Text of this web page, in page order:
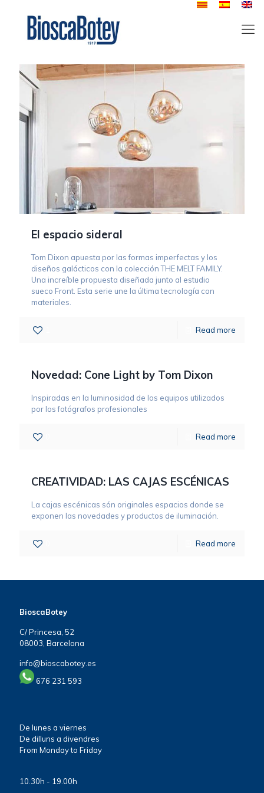
El espacio sideral
Tom Dixon apuesta por las formas imperfectas y los
diseños galácticos con la colección THE MELT FAMILY.
Una increíble propuesta diseñada junto al estudio
sueco Front. Esta serie une la última tecnología con
materiales.
Read more
Novedad: Cone Light by Tom Dixon
Inspiradas en la luminosidad de los equipos utilizados
por los fotógrafos profesionales
Read more
CREATIVIDAD: LAS CAJAS ESCÉNICAS
La cajas escénicas són originales espacios donde se
exponen las novedades y productos de iluminación.
Read more
BioscaBotey
C/ Princesa, 52
08003, Barcelona
info@bioscabotey.es
676 231 593
De lunes a viernes
De dilluns a divendres
From Monday to Friday
10.30h - 19.00h